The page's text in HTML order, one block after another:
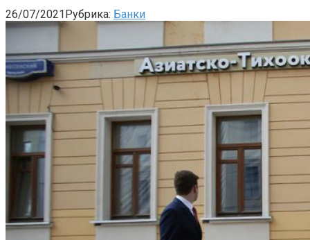
26/07/2021Рубрика: Банки